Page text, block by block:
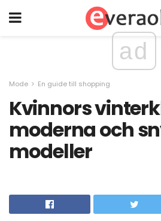
ad
Mode En guide till shopping
Kvinnors
moderna och
modeller